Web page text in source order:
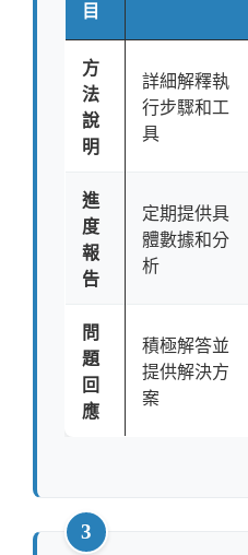
目
方
法
說
明
詳細解釋執
行步驟和工
具
進
度
報
告
定期提供具
體數據和分
析
問
題
回
應
積極解答並
提供解決方
案
3